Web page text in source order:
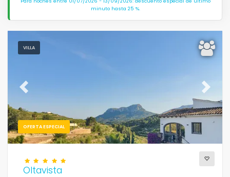
minuto hasta 25 %.
VILLA
OFERTA ESPECIAL
Previous Next
Oltavista